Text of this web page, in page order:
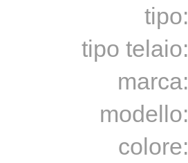
tipo:
tipo telaio:
marca:
modello:
colore: